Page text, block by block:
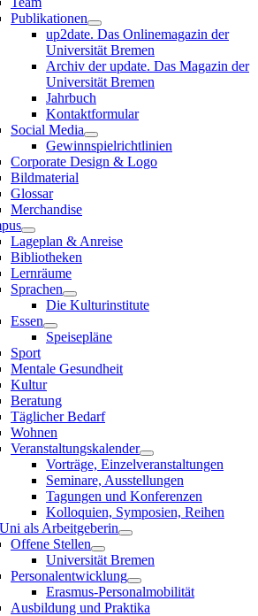
Publikationen
up2date. Das Onlinemagazin der
Universität Bremen
Archiv der update. Das Magazin der
Universität Bremen
Jahrbuch
Kontaktformular
Social Media
Gewinnspielrichtlinien
Corporate Design & Logo
Bildmaterial
Glossar
Merchandise
Lageplan & Anreise
Bibliotheken
Lernräume
Sprachen
Die Kulturinstitute
Essen
Speisepläne
Sport
Mentale Gesundheit
Kultur
Beratung
Täglicher Bedarf
Wohnen
Veranstaltungskalender
Vorträge, Einzelveranstaltungen
Seminare, Ausstellungen
Tagungen und Konferenzen
Kolloquien, Symposien, Reihen
als Arbeitgeberin
Offene Stellen
Universität Bremen
Personalentwicklung
Erasmus-Personalmobilität
Ausbildung und Praktika